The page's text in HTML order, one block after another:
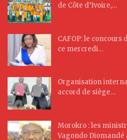
de Côte d’Ivoire,…
CAFOP: le concours
ce mercredi…
Organisation
accord de siège…
Morokro : les
Vagondo Diomandé